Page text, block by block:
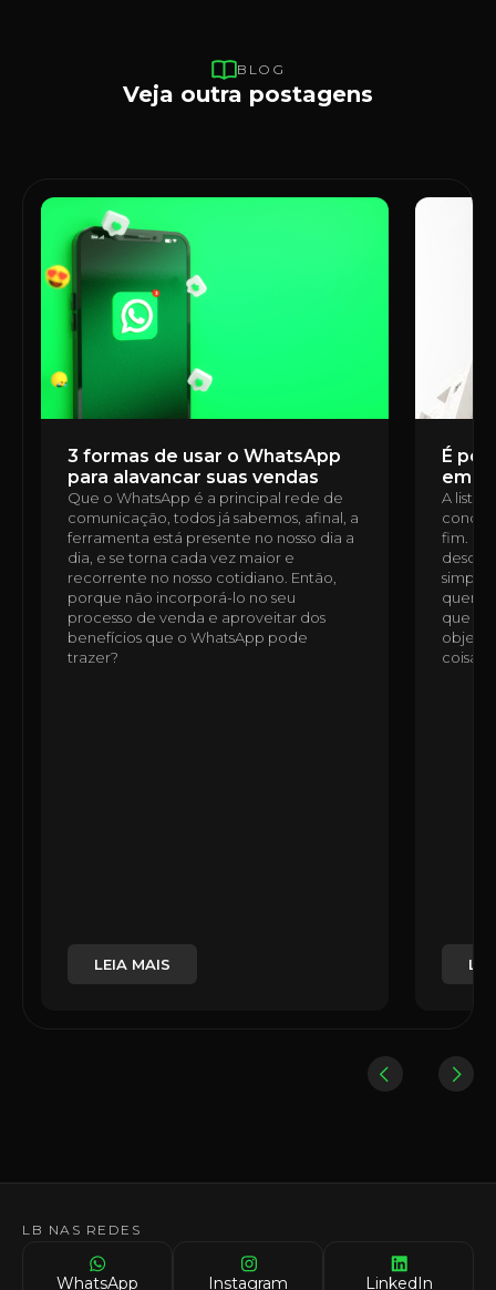
BLOG
Veja outra postagens
3 formas de usar o WhatsApp
para alavancar suas vendas
Que o WhatsApp é a principal rede de
comunicação, todos já sabemos, afinal, a
ferramenta está presente no nosso dia a
dia, e se torna cada vez maior e
recorrente no nosso cotidiano. Então,
porque não incorporá-lo no seu
processo de venda e aproveitar dos
benefícios que o WhatsApp pode
trazer?
LEIA MAIS
É
em
A lista
fim. É
desde
quem
que
coisas,
LB NAS REDES
WhatsApp Instagram LinkedIn